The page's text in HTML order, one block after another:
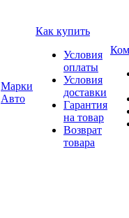
Марки
Авто
Как купить
Условия
оплаты
Условия
доставки
Гарантия
на товар
Возврат
товара